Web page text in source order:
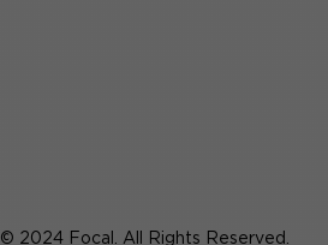
© 2024 Focal. All Rights Reserved.